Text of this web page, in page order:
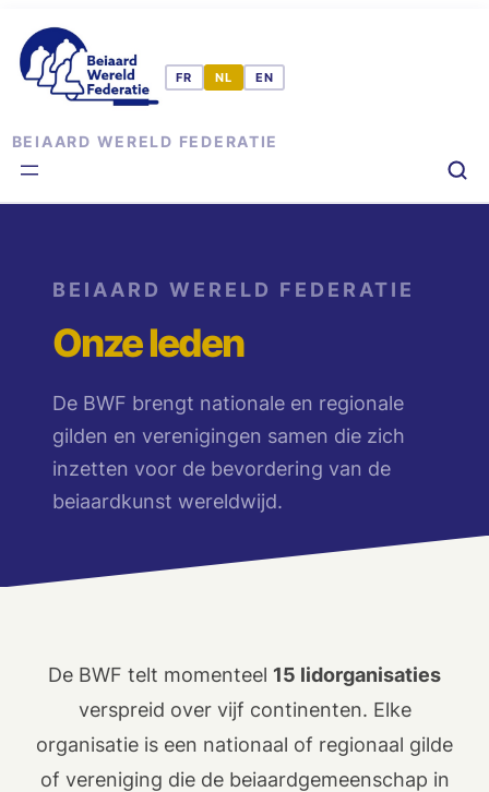
naar
de
BEIAARD WERELD FEDERATIE
BEIAARD WERELD FEDERATIE
Onze leden
De BWF brengt nationale en regionale
gilden en verenigingen samen die zich
inzetten voor de bevordering van de
beiaardkunst wereldwijd.
De BWF telt momenteel 15 lidorganisaties
verspreid over vijf continenten. Elke
organisatie is een nationaal of regionaal gilde
of vereniging die de beiaardgemeenschap in